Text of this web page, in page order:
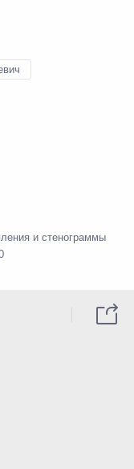
и стенограммы